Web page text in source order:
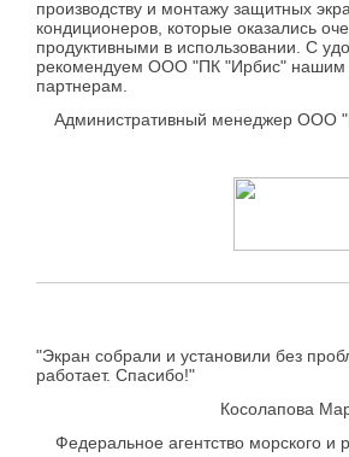
производству и монтажу защитных
кондиционеров, которые оказались
продуктивными в использовании. С
рекомендуем ООО "ПК "Ирбис" нашим
партнерам.
Административный менеджер ООО
"Экран собрали и установили без
работает. Спасибо!"
Косолапова
Федеральное агентство морского и